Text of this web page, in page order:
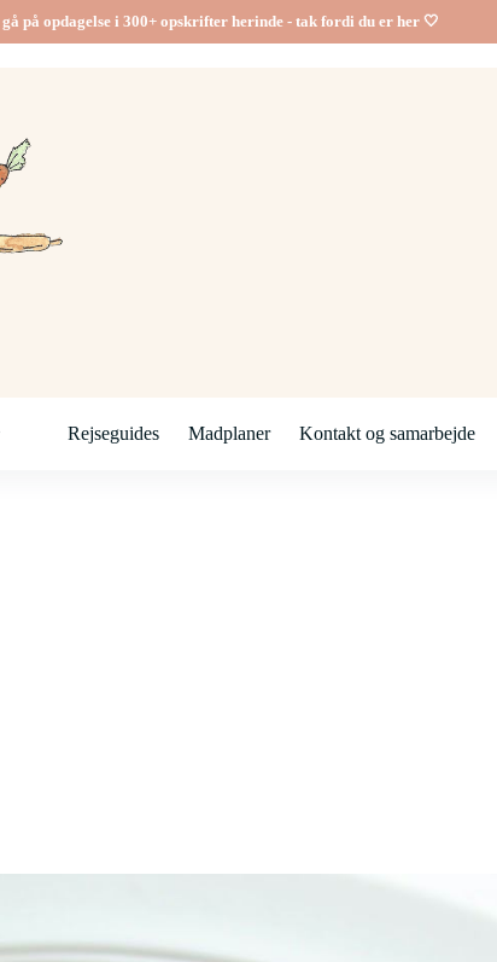
på opdagelse i 300+ opskrifter herinde - tak fordi du er her 🤍
Rejseguides Madplaner Kontakt og samarbejde